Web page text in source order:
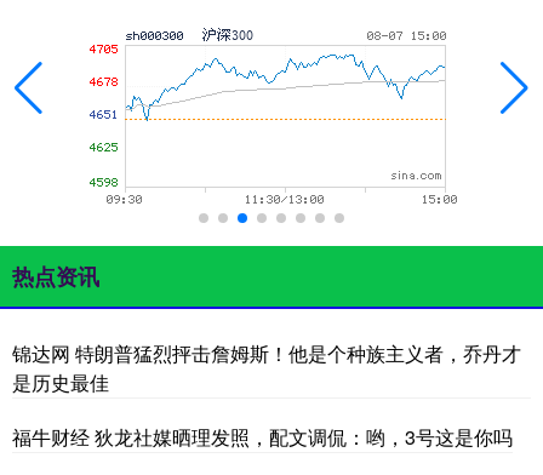
热点资讯
锦达网 特朗普猛烈抨击詹姆斯！他是个种族主义者，乔丹才
是历史最佳
福牛财经 狄龙社媒晒理发照，配文调侃：哟，3号这是你吗